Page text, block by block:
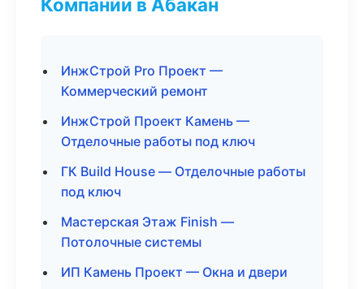
Компании в Абакан
ИнжСтрой Pro Проект —
Коммерческий ремонт
ИнжСтрой Проект Камень —
Отделочные работы под ключ
ГК Build House — Отделочные работы
под ключ
Мастерская Этаж Finish —
Потолочные системы
ИП Камень Проект — Окна и двери